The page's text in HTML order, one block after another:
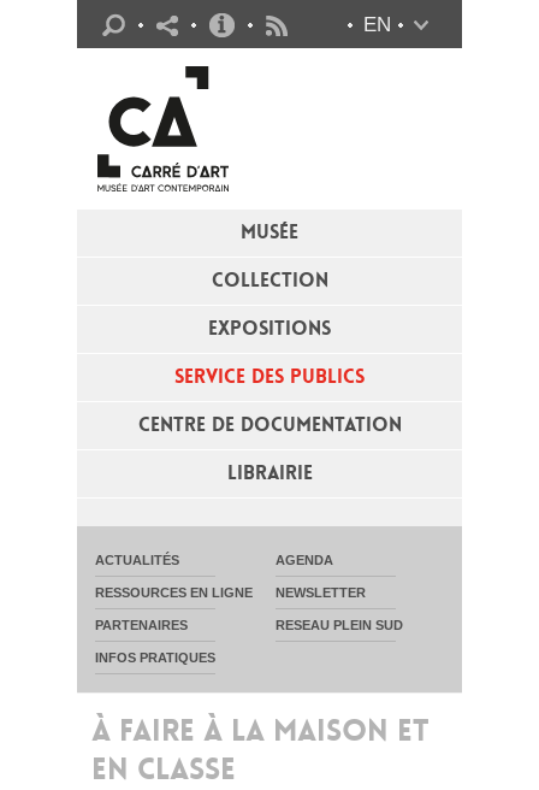
MUSÉE
COLLECTION
EXPOSITIONS
SERVICE DES PUBLICS
CENTRE DE DOCUMENTATION
LIBRAIRIE
EN
ACTUALITÉS AGENDA
RESSOURCES EN LIGNE NEWSLETTER
PARTENAIRES RESEAU PLEIN SUD
INFOS PRATIQUES
Infos pratiques
À FAIRE À LA MAISON ET
EN CLASSE